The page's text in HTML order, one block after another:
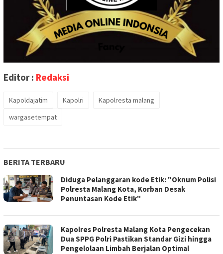
Editor : Redaksi
Kapoldajatim Kapolri
Kapolresta malang
wargasetempat
BERITA TERBARU
Diduga Pelanggaran kode Etik: "Oknum Polisi
Polresta Malang Kota, Korban Desak
Penuntasan Kode Etik"
Kapolres Polresta Malang Kota Pengecekan
Dua SPPG Polri Pastikan Standar Gizi hingga
Pengelolaan Limbah Berjalan Optimal